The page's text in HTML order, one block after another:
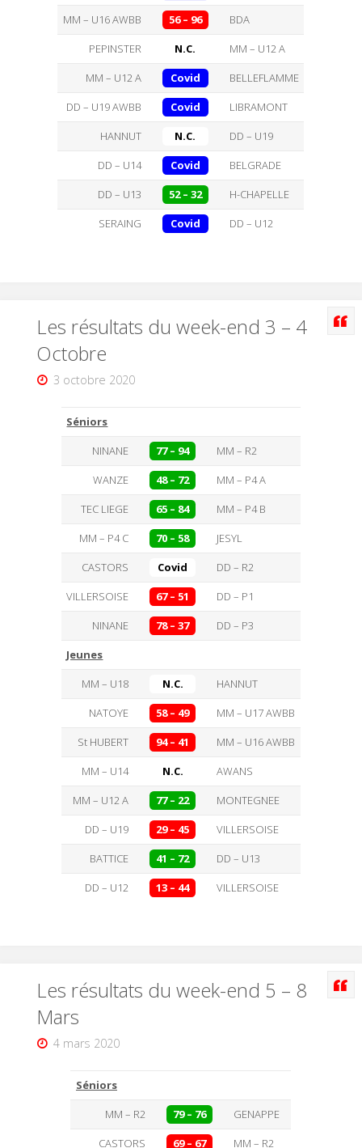
MM – U16 AWBB
56 – 96
BDA
PEPINSTER
N.C.
MM – U12 A
MM – U12 A
Covid
BELLEFLAMME
DD – U19 AWBB
Covid
LIBRAMONT
HANNUT
N.C.
DD – U19
DD – U14
Covid
BELGRADE
DD – U13
52 – 32
H-CHAPELLE
SERAING
Covid DD – U12
Les résultats du week-end 3 – 4
Octobre
3 octobre 2020
Séniors
NINANE
77 – 94
MM – R2
WANZE
48 – 72
MM – P4 A
TEC LIEGE
65 – 84
MM – P4 B
MM – P4 C
70 – 58
JESYL
CASTORS
Covid
DD – R2
VILLERSOISE
67 – 51
DD – P1
NINANE
78 – 37
DD – P3
Jeunes
MM – U18
N.C.
HANNUT
NATOYE
58 – 49
MM – U17 AWBB
St HUBERT
94 – 41
MM – U16 AWBB
MM – U14
N.C.
AWANS
MM – U12 A
77 – 22
MONTEGNEE
DD – U19
29 – 45
VILLERSOISE
BATTICE
41 – 72
DD – U13
DD – U12
13 – 44 VILLERSOISE
Les résultats du week-end 5 – 8
Mars
4 mars 2020
Séniors
MM – R2
79 – 76
GENAPPE
CASTORS
69 – 67 MM – R2